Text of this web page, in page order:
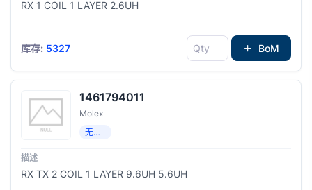
RX 1 COIL 1 LAYER 2.6UH
库存: 5327 BoM
1461794011
Molex
无线充电线圈
RX TX 2 COIL 1 LAYER 9.6UH 5.6UH